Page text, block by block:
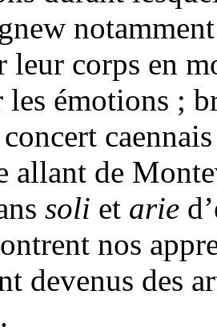
leur corps en
les émotions ;
allant de
soli et arie
nos
devenus des